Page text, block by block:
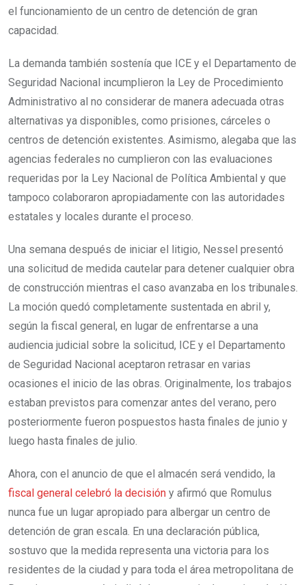
el funcionamiento de un centro de detención de gran
capacidad.
La demanda también sostenía que ICE y el Departamento de
Seguridad Nacional incumplieron la Ley de Procedimiento
Administrativo al no considerar de manera adecuada otras
alternativas ya disponibles, como prisiones, cárceles o
centros de detención existentes. Asimismo, alegaba que las
agencias federales no cumplieron con las evaluaciones
requeridas por la Ley Nacional de Política Ambiental y que
tampoco colaboraron apropiadamente con las autoridades
estatales y locales durante el proceso.
Una semana después de iniciar el litigio, Nessel presentó
una solicitud de medida cautelar para detener cualquier obra
de construcción mientras el caso avanzaba en los tribunales.
La moción quedó completamente sustentada en abril y,
según la fiscal general, en lugar de enfrentarse a una
audiencia judicial sobre la solicitud, ICE y el Departamento
de Seguridad Nacional aceptaron retrasar en varias
ocasiones el inicio de las obras. Originalmente, los trabajos
estaban previstos para comenzar antes del verano, pero
posteriormente fueron pospuestos hasta finales de junio y
luego hasta finales de julio.
Ahora, con el anuncio de que el almacén será vendido, la
fiscal general celebró la decisión y afirmó que Romulus
nunca fue un lugar apropiado para albergar un centro de
detención de gran escala. En una declaración pública,
sostuvo que la medida representa una victoria para los
residentes de la ciudad y para toda el área metropolitana de